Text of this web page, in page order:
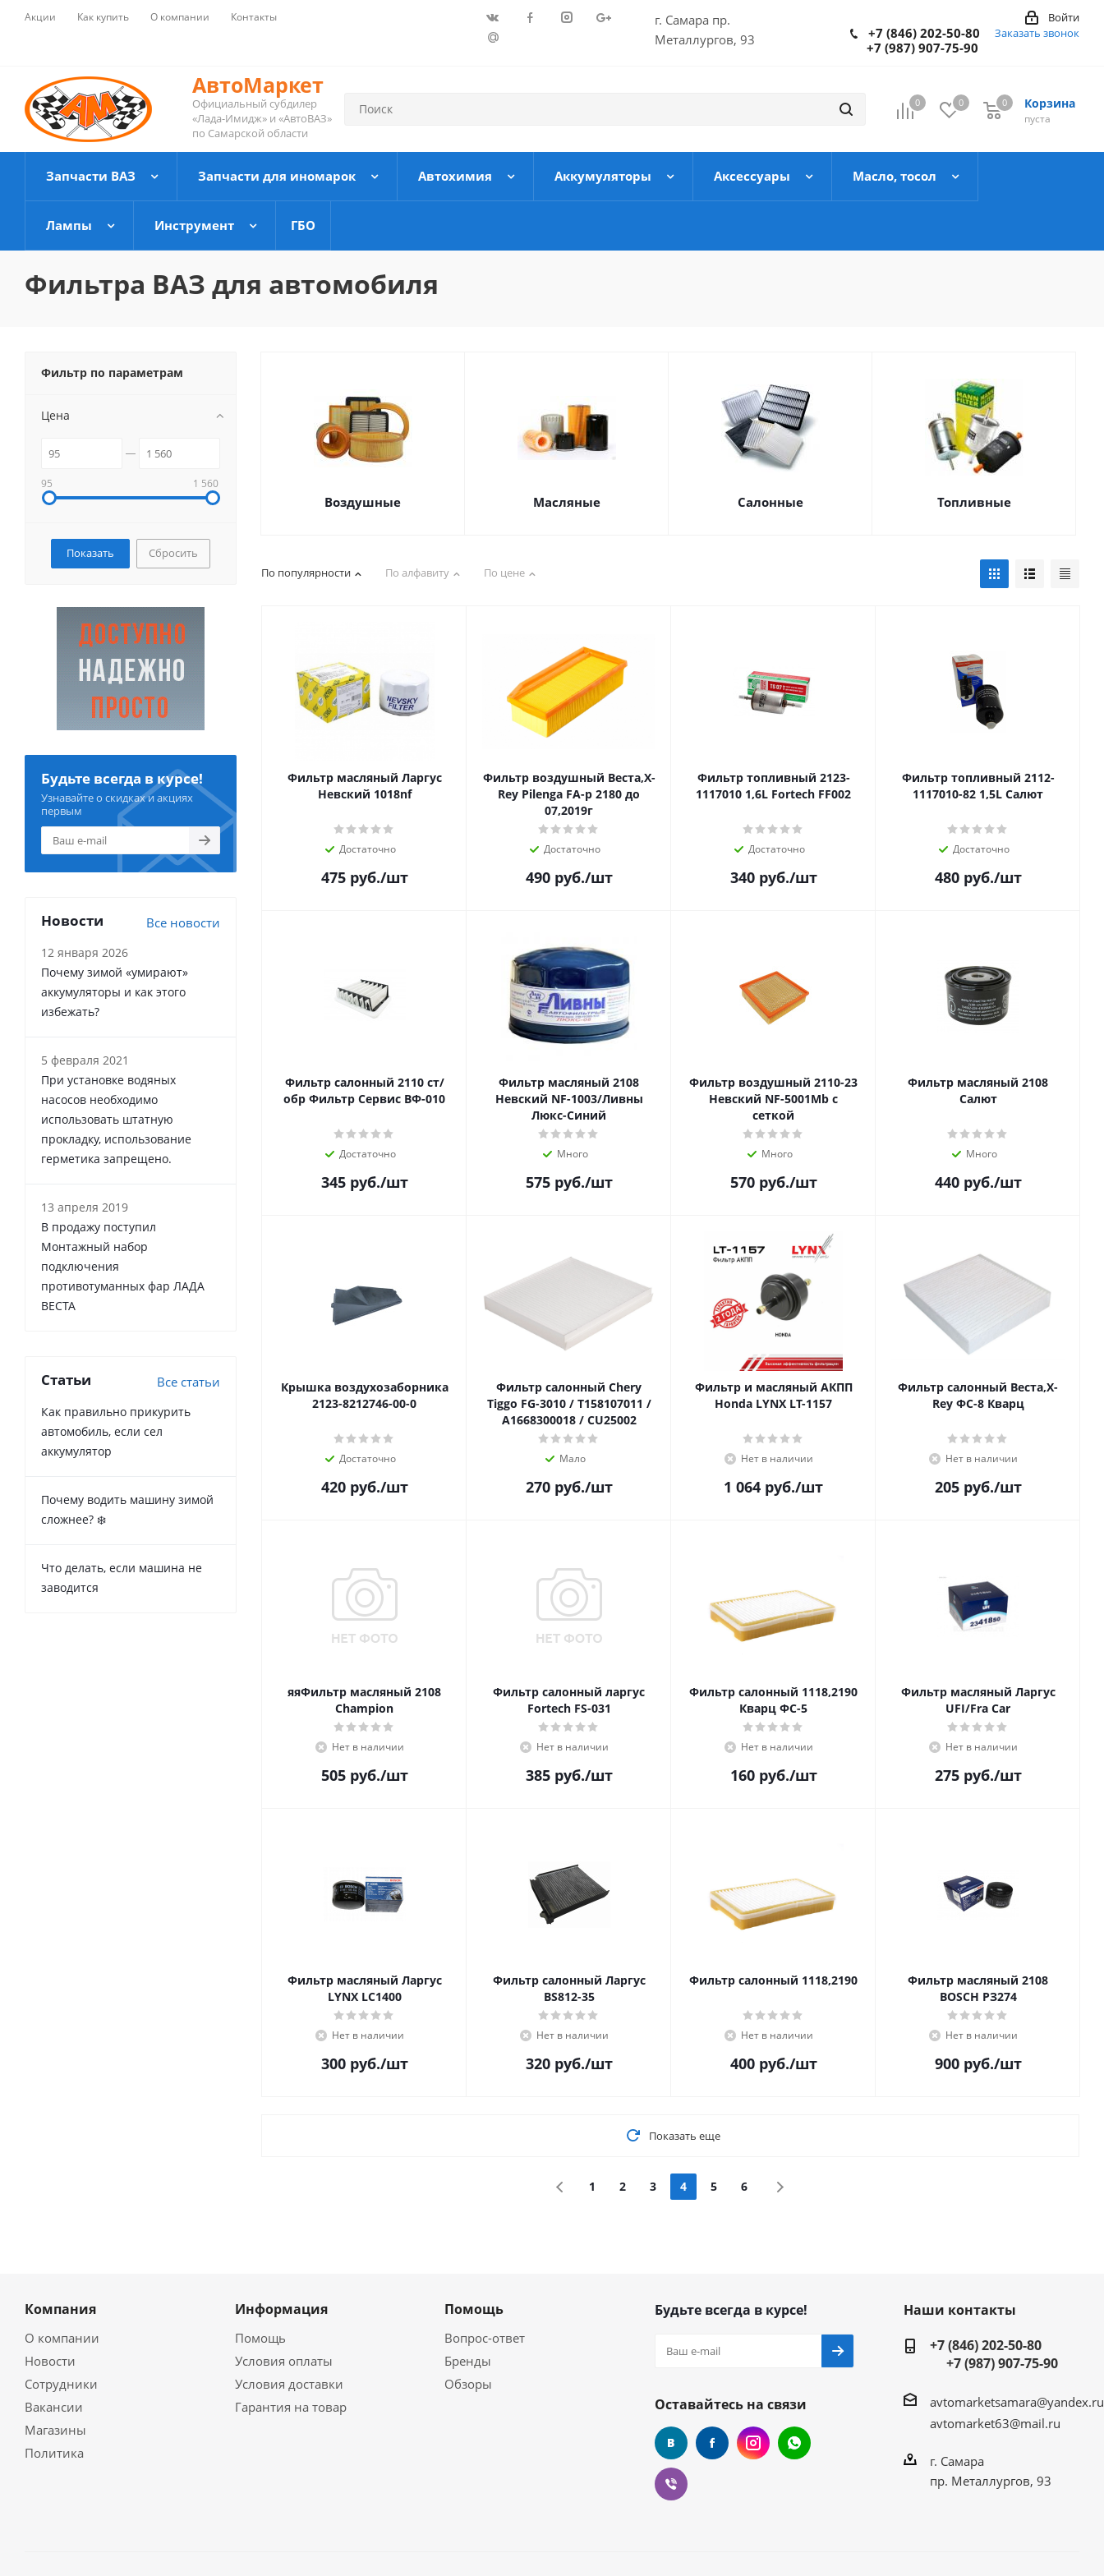
Акции Как купить О компании Контакты
г. Самара пр.
Металлургов, 93
Войти
+7 (846) 202-50-80
+7 (987) 907-75-90
Заказать звонок
АвтоМаркет
Официальный субдилер
«Лада-Имидж» и «АвтоВАЗ»
по Самарской области
0 0 Корзина
пуста
0
Запчасти ВАЗ Запчасти для иномарок Автохимия Аккумуляторы Аксессуары Масло, тосол
Лампы Инструмент ГБО
Фильтра ВАЗ для автомобиля
Воздушные Масляные Салонные Топливные
По популярности По алфавиту По цене
Фильтр масляный Ларгус
Невский 1018nf
Достаточно
475руб./шт
Фильтр воздушный Веста,X-
Rey Pilenga FA-p 2180 до
07,2019г
Достаточно
490руб./шт
Фильтр топливный 2123-
1117010 1,6L Fortech FF002
Достаточно
340руб./шт
Фильтр топливный 2112-
1117010-82 1,5L Салют
Достаточно
480руб./шт
Фильтр салонный 2110 ст/
обр Фильтр Сервис ВФ-010
Достаточно
345руб./шт
Фильтр масляный 2108
Невский NF-1003/Ливны
Люкс-Синий
Много
575руб./шт
Фильтр воздушный 2110-23
Невский NF-5001Mb с
сеткой
Много
570руб./шт
Фильтр масляный 2108
Салют
Много
440руб./шт
Крышка воздухозаборника
2123-8212746-00-0
Достаточно
420руб./шт
Фильтр салонный Chery
Tiggo FG-3010 / T158107011 /
A1668300018 / CU25002
Мало
270руб./шт
Фильтр и масляный АКПП
Honda LYNX LT-1157
Нет в наличии
1 064 руб./шт
Фильтр салонный Веста,X-
Rey ФС-8 Кварц
Нет в наличии
205руб./шт
яяФильтр масляный 2108
Champion
Нет в наличии
505руб./шт
Фильтр салонный ларгус
Fortech FS-031
Нет в наличии
385руб./шт
Фильтр салонный 1118,2190
Кварц ФС-5
Нет в наличии
160руб./шт
Фильтр масляный Ларгус
UFI/Fra Car
Нет в наличии
275руб./шт
Фильтр масляный Ларгус
LYNX LC1400
Нет в наличии
300руб./шт
Фильтр салонный Ларгус
BS812-35
Нет в наличии
320руб./шт
Фильтр салонный 1118,2190
Нет в наличии
400руб./шт
Фильтр масляный 2108
BOSCH PЗ274
Нет в наличии
900руб./шт
Показать еще
1 2 3 4 5 6
Фильтр по параметрам
Цена
95 1 560
Сбросить
Будьте всегда в курсе!
Узнавайте о скидках и акциях
первым
Новости Все новости
12 января 2026
Почему зимой «умирают»
аккумуляторы и как этого
избежать?
5 февраля 2021
При установке водяных
насосов необходимо
использовать штатную
прокладку, использование
герметика запрещено.
13 апреля 2019
В продажу поступил
Монтажный набор
подключения
противотуманных фар ЛАДА
ВЕСТА
Статьи Все статьи
Как правильно прикурить
автомобиль, если сел
аккумулятор
Почему водить машину зимой
сложнее? ❄️
Что делать, если машина не
заводится
Компания
О компании
Новости
Сотрудники
Вакансии
Магазины
Политика
Информация
Помощь
Условия оплаты
Условия доставки
Гарантия на товар
Помощь
Вопрос-ответ
Бренды
Обзоры
Будьте всегда в курсе!
Оставайтесь на связи
Наши контакты
+7 (846) 202-50-80
+7 (987) 907-75-90
avtomarketsamara@yandex.ru
avtomarket63@mail.ru
г. Самара
пр. Металлургов, 93